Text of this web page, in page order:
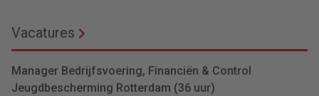
Vacatures
Manager Bedrijfsvoering, Financiën & Control
Jeugdbescherming Rotterdam (36 uur)